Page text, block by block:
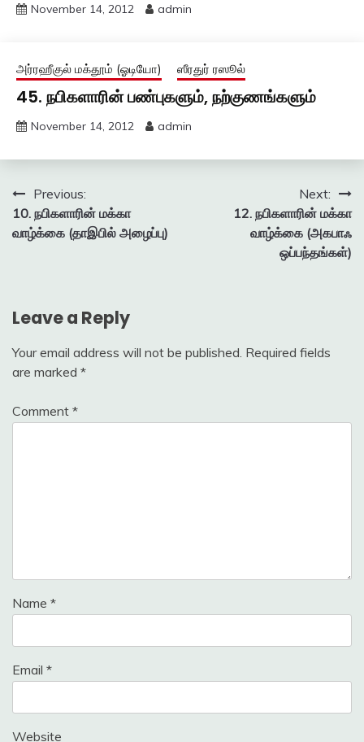
November 14, 2012 admin
அர்ரஹீகுல் மக்தூம் (ஓடியோ) ஸீரதுர் ரஸூல்
45. நபிகளாரின் பண்புகளும், நற்குணங்களும்
November 14, 2012 admin
Post
navigation
Previous:
10. நபிகளாரின் மக்கா
வாழ்க்கை (தாஇபில் அழைப்பு)
Next:
12. நபிகளாரின் மக்கா
வாழ்க்கை (அகபாஃ
ஒப்பந்தங்கள்)
Leave a Reply
Your email address will not be published. Required fields
are marked *
Comment *
Name *
Email *
Website